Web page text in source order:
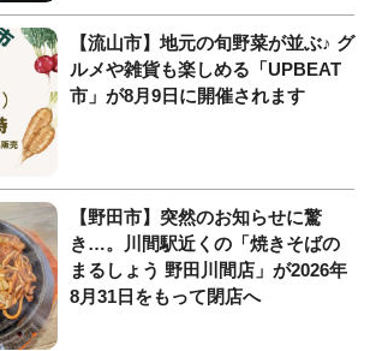
【流山市】地元の旬野菜が並ぶ♪ グ
ルメや雑貨も楽しめる「UPBEAT
市」が8月9日に開催されます
【野田市】突然のお知らせに驚
き…。川間駅近くの「焼きそばの
まるしょう 野田川間店」が2026年
8月31日をもって閉店へ